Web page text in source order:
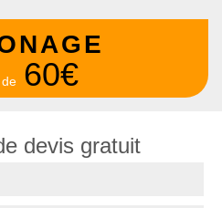
60€
devis gratuit